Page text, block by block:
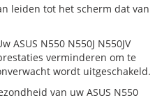
leiden tot het scherm dat van
ASUS N550 N550J N550JV
verminderen om te
wordt uitgeschakeld.
van uw ASUS N550